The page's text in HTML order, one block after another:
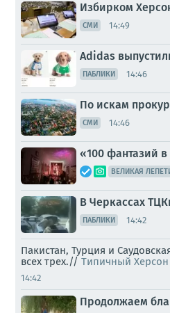
Избирком
СМИ 14:49
Adidas
ПАБЛИКИ 14:46
По искам
СМИ 14:46
«100 фантазий
ВЕЛИКАЯ
В Черкассах
ПАБЛИКИ 14:42
Пакистан, Турция и
всех трех.// Типичный Херсон
14:42
Продолжаем